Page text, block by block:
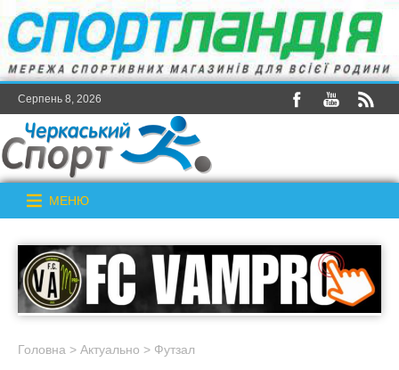
Серпень 8, 2026
МЕНЮ
Головна > Актуально > Футзал